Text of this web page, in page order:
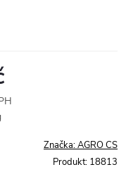
Značka:AGRO CS
Produkt: 18813